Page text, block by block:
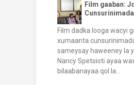
Film gaaban:
Film dadka looga wacyi
xumaanta
sameysay haweeney la
Nancy Spetsioti ayaa
bilaabanayaa qol la...